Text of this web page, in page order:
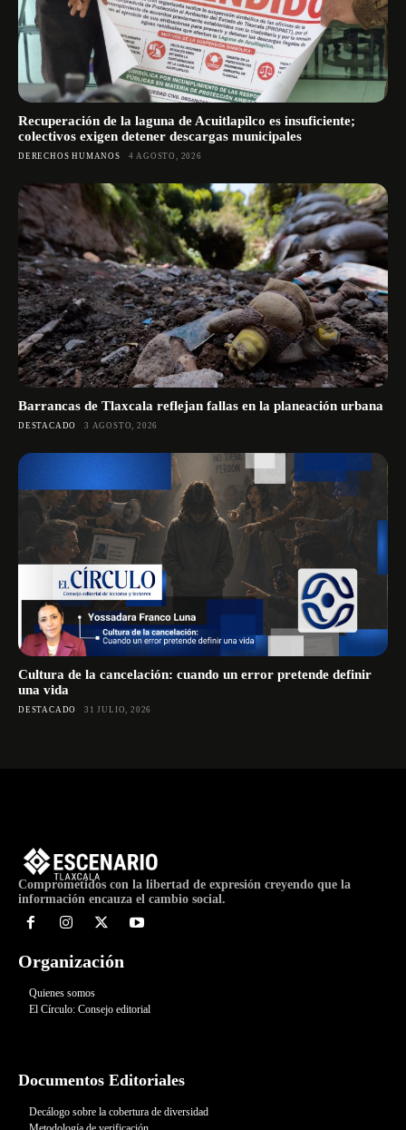
Recuperación de la laguna de Acuitlapilco es insuficiente;
colectivos exigen detener descargas municipales
DERECHOS HUMANOS 4 AGOSTO, 2026
Barrancas de Tlaxcala reflejan fallas en la planeación urbana
DESTACADO 3 AGOSTO, 2026
Cultura de la cancelación: cuando un error pretende definir
una vida
DESTACADO 31 JULIO, 2026
Comprometidos con la libertad de expresión creyendo que la
información encauza el cambio social.
Organización
Quienes somos
El Círculo: Consejo editorial
Documentos Editoriales
Decálogo sobre la cobertura de diversidad